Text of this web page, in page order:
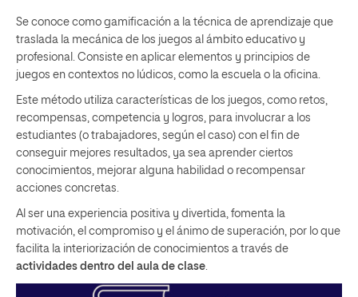
Se conoce como gamificación a la técnica de aprendizaje que
traslada la mecánica de los juegos al ámbito educativo y
profesional. Consiste en aplicar elementos y principios de
juegos en contextos no lúdicos, como la escuela o la oficina.
Este método utiliza características de los juegos, como retos,
recompensas, competencia y logros, para involucrar a los
estudiantes (o trabajadores, según el caso) con el fin de
conseguir mejores resultados, ya sea aprender ciertos
conocimientos, mejorar alguna habilidad o recompensar
acciones concretas.
Al ser una experiencia positiva y divertida, fomenta la
motivación, el compromiso y el ánimo de superación, por lo que
facilita la interiorización de conocimientos a través de
actividades dentro del aula de clase.